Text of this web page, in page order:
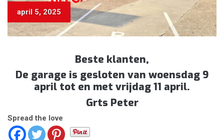
april 5, 2025
Beste klanten,
De garage is gesloten van woensdag 9
april tot en met vrijdag 11 april.
Grts Peter
Spread the love